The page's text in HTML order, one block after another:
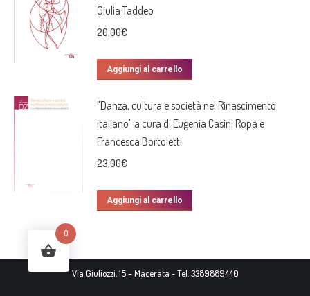
Giulia Taddeo
20,00€
Aggiungi al carrello
"Danza, cultura e società nel Rinascimento
italiano" a cura di Eugenia Casini Ropa e
Francesca Bortoletti
23,00€
Aggiungi al carrello
Via Giuliozzi, 15 – Macerata - Tel. 3389889440
0